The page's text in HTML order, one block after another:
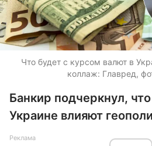
Что будет с курсом валют в
коллаж: Главред,
Банкир подчеркнул,
Украине влияют
Реклама